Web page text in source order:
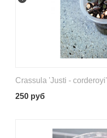
Crassula 'Justi - corderoyi'
250 руб